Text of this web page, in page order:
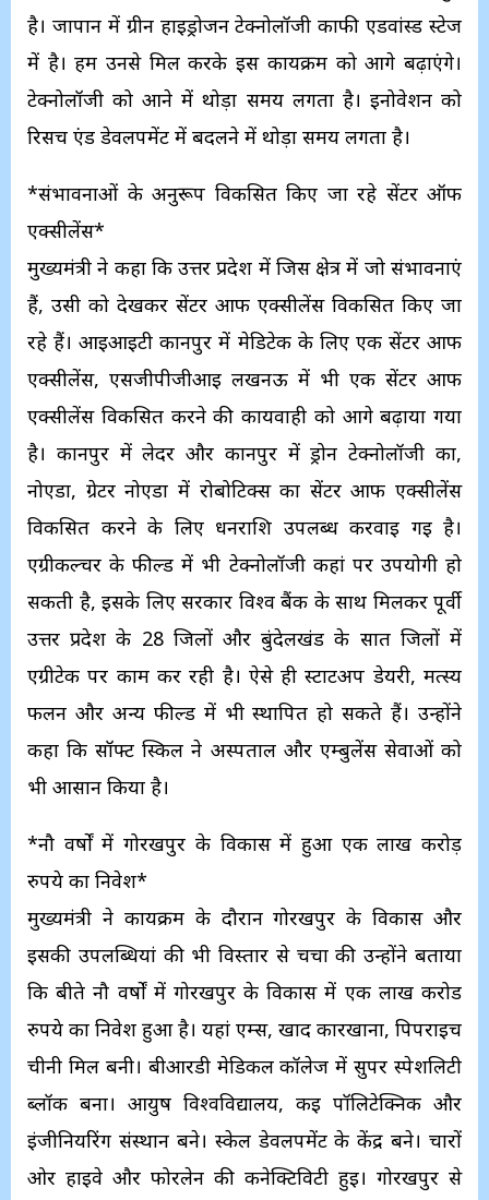
है। जापान में ग्रीन हाइड्रोजन टेक्नोलॉजी काफी एडवांस्ड स्टेज
में है। हम उनसे मिल करके इस कार्यक्रम को आगे बढ़ाएंगे।
टेक्नोलॉजी को आने में थोड़ा समय लगता है। इनोवेशन को
रिसर्च एंड डेवलपमेंट में बदलने में थोड़ा समय लगता है।
*संभावनाओं के अनुरूप विकसित किए जा रहे सेंटर ऑफ
एक्सीलेंस*
मुख्यमंत्री ने कहा कि उत्तर प्रदेश में जिस क्षेत्र में जो संभावनाएं
हैं, उसी को देखकर सेंटर आफ एक्सीलेंस विकसित किए जा
रहे हैं। आईआईटी कानपुर में मेडिटेक के लिए एक सेंटर आफ
एक्सीलेंस, एसजीपीजीआई लखनऊ में भी एक सेंटर आफ
एक्सीलेंस विकसित करने की कार्यवाही को आगे बढ़ाया गया
है। कानपुर में लेदर और कानपुर में ड्रोन टेक्नोलॉजी का,
नोएडा, ग्रेटर नोएडा में रोबोटिक्स का सेंटर आफ एक्सीलेंस
विकसित करने के लिए धनराशि उपलब्ध करवाई गई है।
एग्रीकल्चर के फील्ड में भी टेक्नोलॉजी कहां पर उपयोगी हो
सकती है, इसके लिए सरकार विश्व बैंक के साथ मिलकर पूर्वी
उत्तर प्रदेश के 28 जिलों और बुंदेलखंड के सात जिलों में
एग्रीटेक पर काम कर रही है। ऐसे ही स्टार्टअप डेयरी, मत्स्य
फलन और अन्य फील्ड में भी स्थापित हो सकते हैं। उन्होंने
कहा कि सॉफ्ट स्किल ने अस्पताल और एम्बुलेंस सेवाओं को
भी आसान किया है।
*नौ वर्षों में गोरखपुर के विकास में हुआ एक लाख करोड़
रुपये का निवेश*
मुख्यमंत्री ने कार्यक्रम के दौरान गोरखपुर के विकास और
इसकी उपलब्धियां की भी विस्तार से चर्चा की उन्होंने बताया
कि बीते नौ वर्षों में गोरखपुर के विकास में एक लाख करोड
रुपये का निवेश हुआ है। यहां एम्स, खाद कारखाना, पिपराइच
चीनी मिल बनी। बीआरडी मेडिकल कॉलेज में सुपर स्पेशलिटी
ब्लॉक बना। आयुष विश्वविद्यालय, कई पॉलिटेक्निक और
इंजीनियरिंग संस्थान बने। स्केल डेवलपमेंट के केंद्र बने। चारों
ओर हाईवे और फोरलेन की कनेक्टिविटी हुई। गोरखपुर से